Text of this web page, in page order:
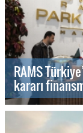
RAMS
kararı